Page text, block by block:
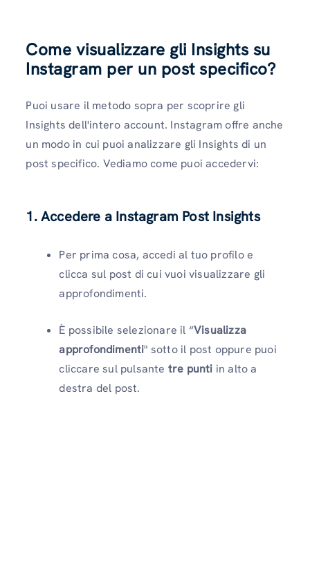
Come visualizzare gli Insights su
Instagram per un post specifico?
Puoi usare il metodo sopra per scoprire gli
Insights dell'intero account. Instagram offre anche
un modo in cui puoi analizzare gli Insights di un
post specifico. Vediamo come puoi accedervi:
1. Accedere a Instagram Post Insights
Per prima cosa, accedi al tuo profilo e
clicca sul post di cui vuoi visualizzare gli
approfondimenti.
È possibile selezionare il “Visualizza
approfondimenti" sotto il post oppure puoi
cliccare sul pulsante tre punti in alto a
destra del post.